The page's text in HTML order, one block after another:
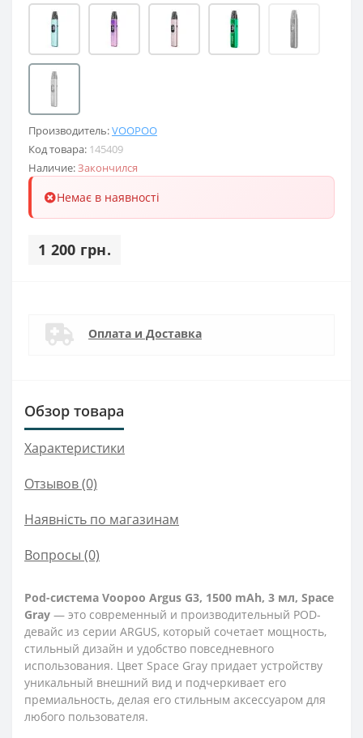
Производитель:VOOPOO
Код товара: 145409
Наличие:Закончился
Немає в наявності
1 200 грн.
Оплата и Доставка
Обзор товара
Характеристики
Отзывов (0)
Наявність по магазинам
Вопросы (0)
Pod-система Voopoo Argus G3, 1500 mAh, 3 мл, Space
Gray — это современный и производительный POD-
девайс из серии ARGUS, который сочетает мощность,
стильный дизайн и удобство повседневного
использования. Цвет Space Gray придает устройству
уникальный внешний вид и подчеркивает его
премиальность, делая его стильным аксессуаром для
любого пользователя.